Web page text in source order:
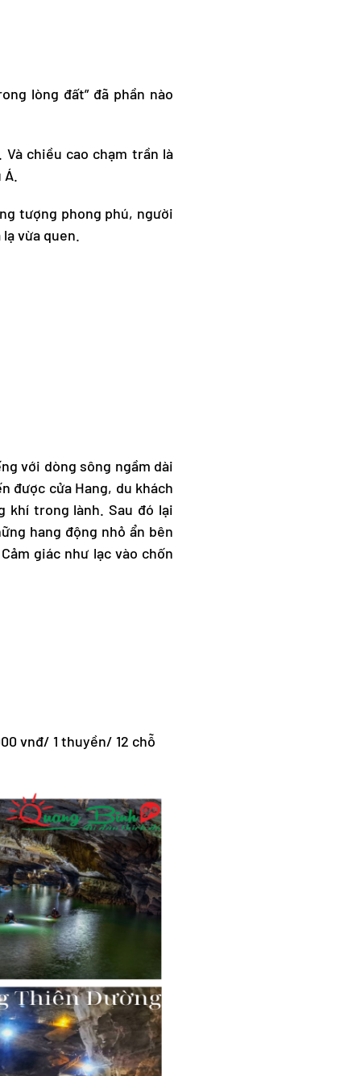
lòng đất” đã phần nào
chiều cao chạm trần là
tượng phong phú, người
vừa quen.
với dòng sông ngầm dài
được cửa Hang, du khách
khí trong lành. Sau đó lại
hang động nhỏ ẩn bên
giác như lạc vào chốn
vnđ/ 1 thuyền/ 12 chỗ